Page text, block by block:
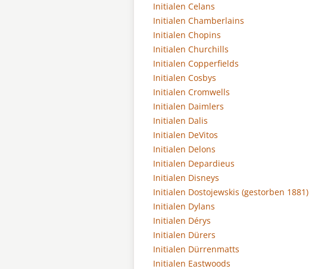
Initialen Celans
Initialen Chamberlains
Initialen Chopins
Initialen Churchills
Initialen Copperfields
Initialen Cosbys
Initialen Cromwells
Initialen Daimlers
Initialen Dalis
Initialen DeVitos
Initialen Delons
Initialen Depardieus
Initialen Disneys
Initialen Dostojewskis (gestorben 1881)
Initialen Dylans
Initialen Dérys
Initialen Dürers
Initialen Dürrenmatts
Initialen Eastwoods